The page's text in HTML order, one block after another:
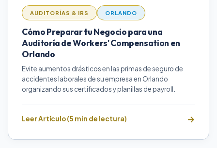
AUDITORÍAS & IRS ORLANDO
Cómo Preparar tu Negocio para una
Auditoría de Workers' Compensation en
Orlando
Evite aumentos drásticos en las primas de seguro de
accidentes laborales de su empresa en Orlando
organizando sus certificados y planillas de payroll.
Leer Artículo (5 min de lectura)